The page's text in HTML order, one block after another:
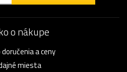
o nákupe
a ceny
miesta